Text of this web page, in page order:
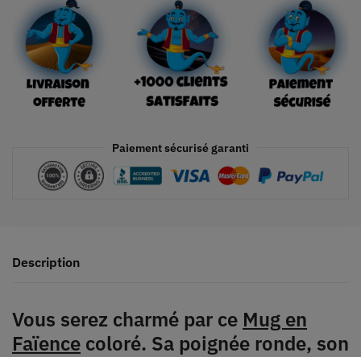
Paiement sécurisé garanti
Description
Vous serez charmé par ce Mug en
Faïence coloré. Sa poignée ronde, son